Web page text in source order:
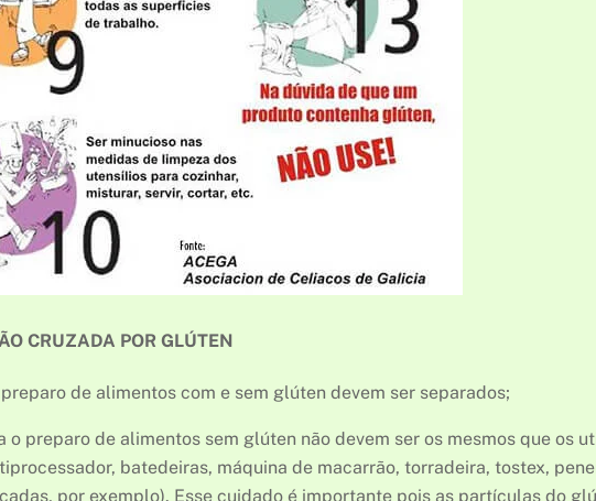
CRUZADA POR GLÚTEN
de alimentos com e sem glúten devem ser separados;
preparo de alimentos sem glúten não devem ser os mesmos que os
batedeiras, máquina de macarrão, torradeira, tostex,
por exemplo). Esse cuidado é importante pois as partículas do